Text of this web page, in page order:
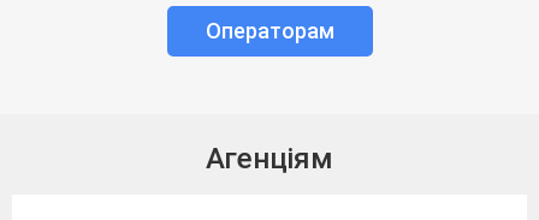
Операторам
Агенціям